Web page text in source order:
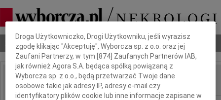
Nekrologi Odeszli Poradnik pogrzebowy
IMIĘ I NAZWISKO:
Dbamy o Twoją prywatność
Droga Użytkowniczko, Drogi Użytkowniku, jeśli wyrazisz
zgodę klikając "Akceptuję", Wyborcza sp. z o.o. oraz jej
Zaufani Partnerzy, w tym [874 ] Zaufanych Partnerów IAB,
jak również Agora S.A. będąca spółką powiązaną z
Wyborcza sp. z o.o., będą przetwarzać Twoje dane
osobowe takie jak adresy IP, adresy e-mail czy
identyfikatory plików cookie lub inne informacje zapisane w